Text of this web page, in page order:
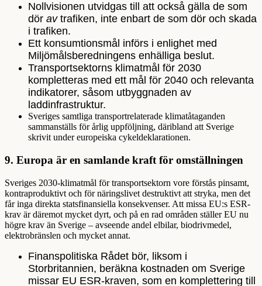
Nollvisionen utvidgas till att också gälla de som
dör avtrafiken, inte enbart de som dör och skada
i trafiken.
Ett konsumtionsmål införs i enlighet med
Miljömålsberedningens enhälliga beslut.
Transportsektorns klimatmål för 2030
kompletteras med ett mål för 2040 och relevanta
indikatorer, såsom utbyggnaden av
laddinfrastruktur.
Sveriges samtliga transportrelaterade klimatåtaganden
sammanställs för årlig uppföljning, däribland att Sverige
skrivit under europeiska cykeldeklarationen.
9. Europa är en samlande kraft för omställningen
Sveriges 2030-klimatmål för transportsektorn vore förstås pinsamt,
kontraproduktivt och för näringslivet destruktivt att stryka, men det
får inga direkta statsfinansiella konsekvenser. Att missa EU:s ESR-
krav är däremot mycket dyrt, och på en rad områden ställer EU nu
högre krav än Sverige – avseende andel elbilar, biodrivmedel,
elektrobränslen och mycket annat.
Finanspolitiska Rådet bör, liksom i
Storbritannien, beräkna kostnaden om Sverige
missar EU ESR-kraven, som en komplettering till